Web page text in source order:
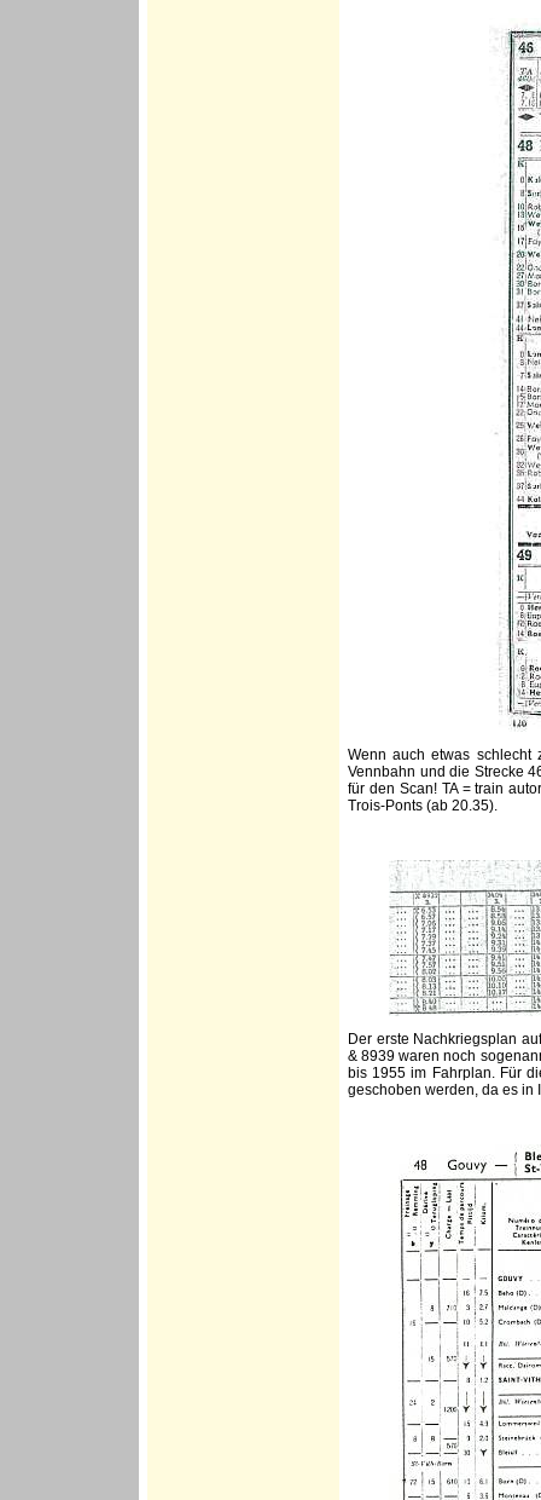
Wenn auch etwas
Vennbahn und die Strecke
für den Scan! TA = train
Trois-Ponts (ab 20.35).
Der erste Nachkriegsplan
& 8939 waren noch
bis 1955 im Fahrplan. Für
geschoben werden, da es in